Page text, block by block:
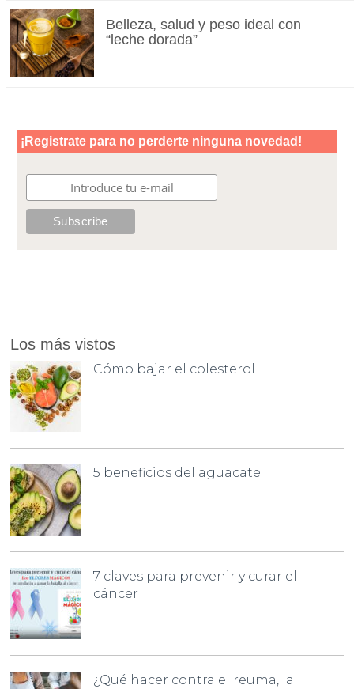
Belleza, salud y peso ideal con
“leche dorada”
Los más vistos
Cómo bajar el colesterol
5 beneficios del aguacate
7 claves para prevenir y curar el
cáncer
¿Qué hacer contra el reuma, la